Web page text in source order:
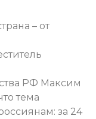
– от
РФ Максим
тема
за 24